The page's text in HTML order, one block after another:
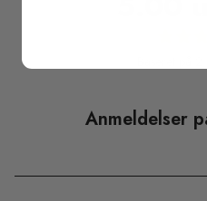
Anmeldelser